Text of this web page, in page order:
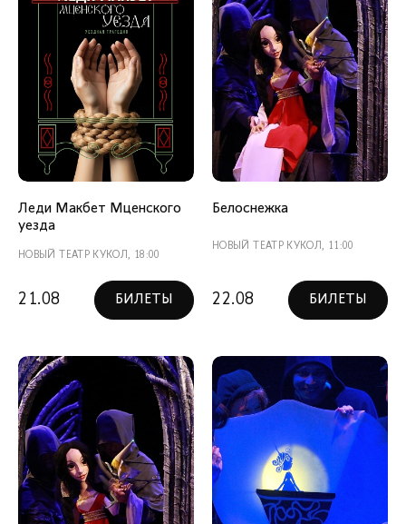
Леди Макбет Мценского
уезда
НОВЫЙ ТЕАТР КУКОЛ, 18:00
21.08 БИЛЕТЫ
Белоснежка
НОВЫЙ ТЕАТР КУКОЛ, 11:00
22.08 БИЛЕТЫ